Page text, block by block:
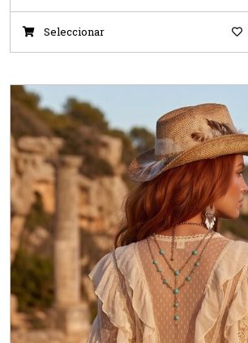
Seleccionar